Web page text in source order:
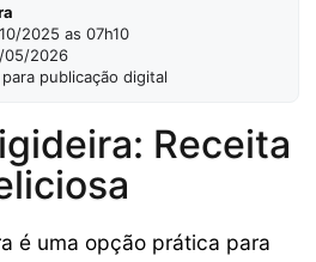
2025 as 07h10
05/2026
publicação digital
Receita
é uma opção prática para